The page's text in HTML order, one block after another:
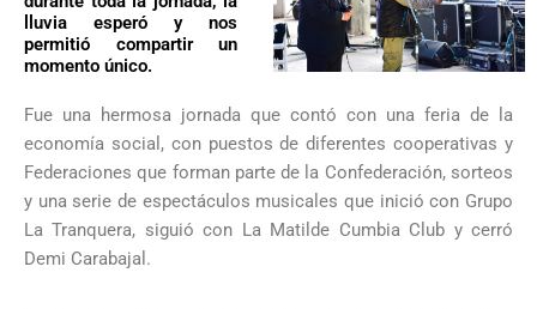
lluvia esperó y nos
permitió compartir un
momento único.
Fue una hermosa jornada que contó con una feria de la
economía social, con puestos de diferentes cooperativas y
Federaciones que forman parte de la Confederación, sorteos
y una serie de espectáculos musicales que inició con Grupo
La Tranquera, siguió con La Matilde Cumbia Club y cerró
Demi Carabajal.